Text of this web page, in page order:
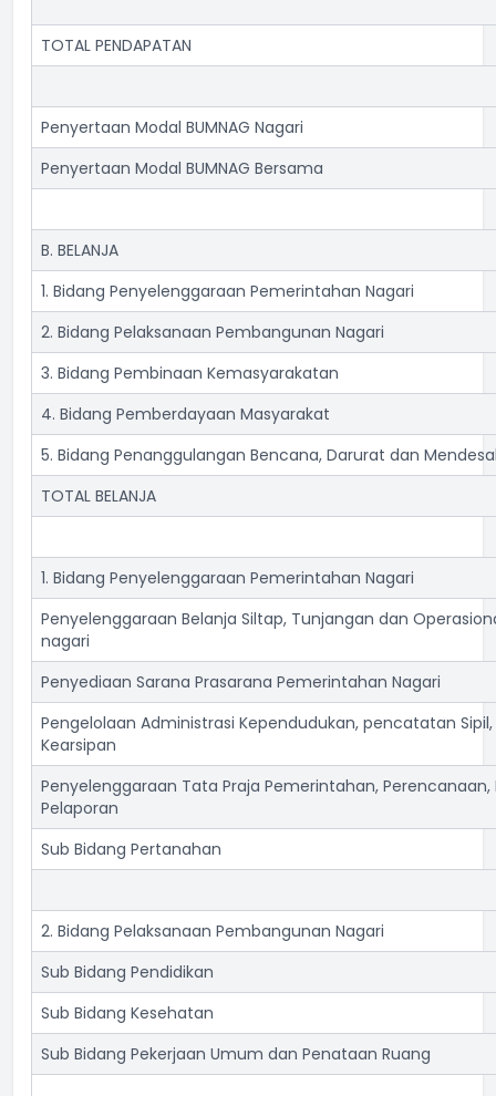
TOTAL PENDAPATAN
Penyertaan Modal BUMNAG Nagari
Penyertaan Modal BUMNAG Bersama
B. BELANJA
1. Bidang Penyelenggaraan Pemerintahan Nagari
2. Bidang Pelaksanaan Pembangunan Nagari
3. Bidang Pembinaan Kemasyarakatan
4. Bidang Pemberdayaan Masyarakat
5. Bidang Penanggulangan Bencana, Darurat dan
TOTAL BELANJA
1. Bidang Penyelenggaraan Pemerintahan Nagari
Penyelenggaraan Belanja Siltap, Tunjangan dan
nagari
Penyediaan Sarana Prasarana Pemerintahan Nagari
Pengelolaan Administrasi Kependudukan, pencatatan
Kearsipan
Penyelenggaraan Tata Praja Pemerintahan,
Pelaporan
Sub Bidang Pertanahan
2. Bidang Pelaksanaan Pembangunan Nagari
Sub Bidang Pendidikan
Sub Bidang Kesehatan
Sub Bidang Pekerjaan Umum dan Penataan Ruang